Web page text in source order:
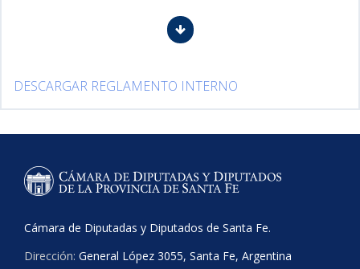
DESCARGAR REGLAMENTO INTERNO
Cámara de Diputadas y Diputados de Santa Fe.
Dirección: General López 3055, Santa Fe, Argentina